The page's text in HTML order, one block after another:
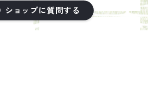
ショップに質問する